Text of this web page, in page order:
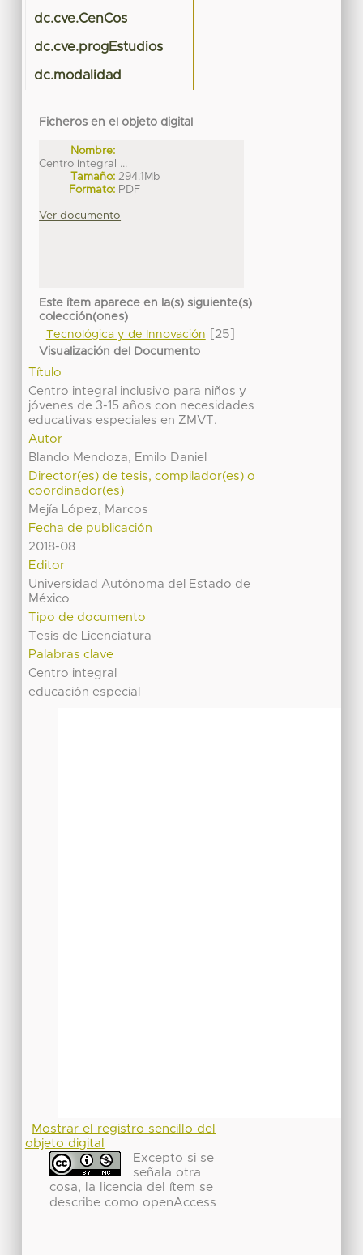
dc.cve.CenCos
dc.cve.progEstudios
dc.modalidad
Ficheros en el objeto digital
Nombre:
Centro integral ...
Tamaño: 294.1Mb
Formato: PDF
Ver documento
Este ítem aparece en la(s) siguiente(s)
colección(ones)
Tecnológica y de Innovación
[25]
Visualización del Documento
Título
Centro integral inclusivo para niños y
jóvenes de 3-15 años con necesidades
educativas especiales en ZMVT.
Autor
Blando Mendoza, Emilo Daniel
Director(es) de tesis, compilador(es) o
coordinador(es)
Mejía López, Marcos
Fecha de publicación
2018-08
Editor
Universidad Autónoma del Estado de
México
Tipo de documento
Tesis de Licenciatura
Palabras clave
Centro integral
educación especial
Mostrar el registro sencillo del
objeto digital
Excepto si se
señala otra
cosa, la licencia del ítem se
describe como openAccess